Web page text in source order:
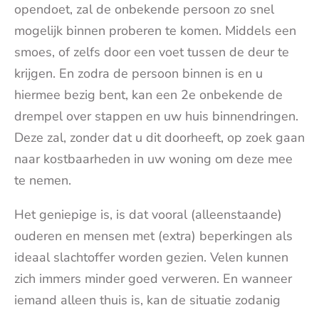
opendoet, zal de onbekende persoon zo snel
mogelijk binnen proberen te komen. Middels een
smoes, of zelfs door een voet tussen de deur te
krijgen. En zodra de persoon binnen is en u
hiermee bezig bent, kan een 2e onbekende de
drempel over stappen en uw huis binnendringen.
Deze zal, zonder dat u dit doorheeft, op zoek gaan
naar kostbaarheden in uw woning om deze mee
te nemen.
Het geniepige is, is dat vooral (alleenstaande)
ouderen en mensen met (extra) beperkingen als
ideaal slachtoffer worden gezien. Velen kunnen
zich immers minder goed verweren. En wanneer
iemand alleen thuis is, kan de situatie zodanig